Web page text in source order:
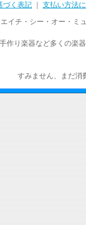
づく表記
支払い方法
イチ・シー・オー・ミ
作り楽器など多くの楽
すみません、まだ消